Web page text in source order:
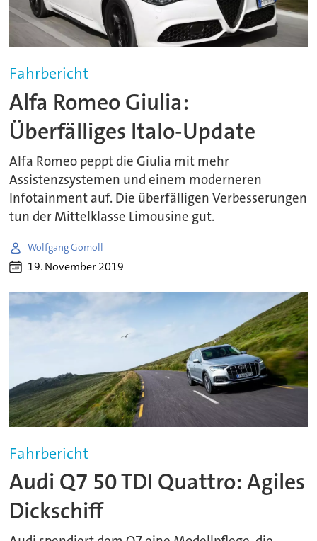
Fahrbericht
Alfa Romeo Giulia:
Überfälliges Italo-Update
Alfa Romeo peppt die Giulia mit mehr
Assistenzsystemen und einem moderneren
Infotainment auf. Die überfälligen Verbesserungen
tun der Mittelklasse Limousine gut.
Wolfgang Gomoll
19. November 2019
Fahrbericht
Audi Q7 50 TDI Quattro: Agiles
Dickschiff